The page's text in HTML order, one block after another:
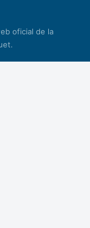
oficial de la